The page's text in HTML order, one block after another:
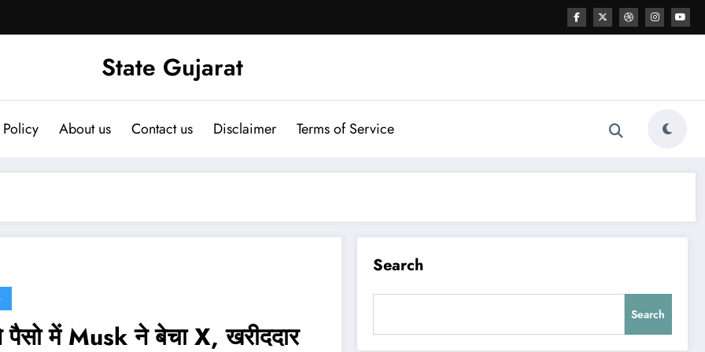
State Gujarat
About us Contact us Disclaimer Terms of Service
पैसो में Musk ने बेचा X, खरीददार
Search
Search